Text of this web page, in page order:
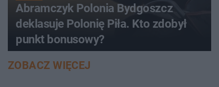
Abramczyk Polonia Bydgoszcz
deklasuje Polonię Piła. Kto zdobył
punkt bonusowy?
ZOBACZ WIĘCEJ